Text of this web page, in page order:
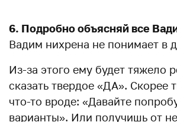
6. Подробно объясняй все
Вадим нихрена не понимает в
Из-за этого ему будет тяжело
сказать твердое «ДА». Скорее
что-то вроде: «Давайте
варианты». Или получишь от